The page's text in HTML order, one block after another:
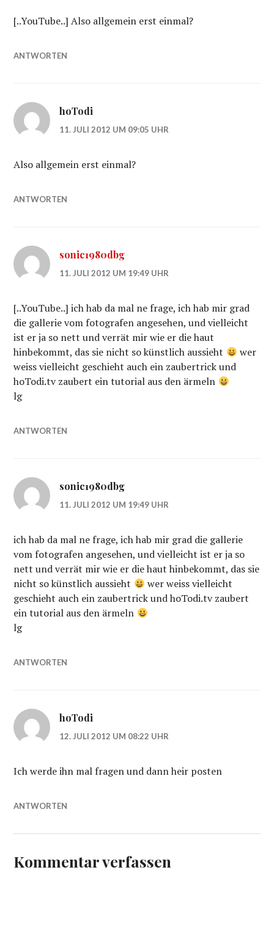
[..YouTube..] Also allgemein erst einmal?
ANTWORTEN
hoTodi
11. JULI 2012 UM 09:05 UHR
Also allgemein erst einmal?
ANTWORTEN
sonic1980dbg
11. JULI 2012 UM 19:49 UHR
[..YouTube..] ich hab da mal ne frage, ich hab mir grad
die gallerie vom fotografen angesehen, und vielleicht
ist er ja so nett und verrät mir wie er die haut
hinbekommt, das sie nicht so künstlich aussieht
wer
weiss vielleicht geschieht auch ein zaubertrick und
hoTodi.tv zaubert ein tutorial aus den ärmeln
lg
ANTWORTEN
sonic1980dbg
11. JULI 2012 UM 19:49 UHR
ich hab da mal ne frage, ich hab mir grad die gallerie
vom fotografen angesehen, und vielleicht ist er ja so
nett und verrät mir wie er die haut hinbekommt, das sie
nicht so künstlich aussieht
wer weiss vielleicht
geschieht auch ein zaubertrick und hoTodi.tv zaubert
ein tutorial aus den ärmeln
lg
ANTWORTEN
hoTodi
12. JULI 2012 UM 08:22 UHR
Ich werde ihn mal fragen und dann heir posten
ANTWORTEN
Kommentar verfassen